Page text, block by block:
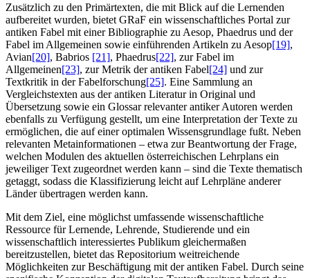
Zusätzlich zu den Primärtexten, die mit Blick auf die Lernenden
aufbereitet wurden, bietet GRaF ein wissenschaftliches Portal zur
antiken Fabel mit einer Bibliographie zu Aesop, Phaedrus und der
Fabel im Allgemeinen sowie einführenden Artikeln zu Aesop[19],
Avian[20], Babrios [21], Phaedrus[22], zur Fabel im
Allgemeinen[23], zur Metrik der antiken Fabel[24] und zur
Textkritik in der Fabelforschung[25]. Eine Sammlung an
Vergleichstexten aus der antiken Literatur in Original und
Übersetzung sowie ein Glossar relevanter antiker Autoren werden
ebenfalls zu Verfügung gestellt, um eine Interpretation der Texte zu
ermöglichen, die auf einer optimalen Wissensgrundlage fußt. Neben
relevanten Metainformationen – etwa zur Beantwortung der Frage,
welchen Modulen des aktuellen österreichischen Lehrplans ein
jeweiliger Text zugeordnet werden kann – sind die Texte thematisch
getaggt, sodass die Klassifizierung leicht auf Lehrpläne anderer
Länder übertragen werden kann.
Mit dem Ziel, eine möglichst umfassende wissenschaftliche
Ressource für Lernende, Lehrende, Studierende und ein
wissenschaftlich interessiertes Publikum gleichermaßen
bereitzustellen, bietet das Repositorium weitreichende
Möglichkeiten zur Beschäftigung mit der antiken Fabel. Durch seine